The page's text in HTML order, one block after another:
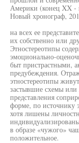
Америки (конец XX -
Новый хронограф,
на всех ее
их собственно или
Этностереотипы
эмоционально-
быт пристрастными,
предубеждения.
этностереотипы
застывшие схемы или
представления
форме, по источнику
хотя лишены
в образе «чужого»
положительное.